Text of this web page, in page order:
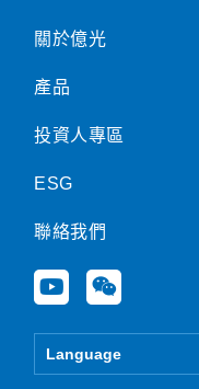
關於億光
產品
投資人專區
ESG
聯絡我們
Y
o
u
W
e
i
Language